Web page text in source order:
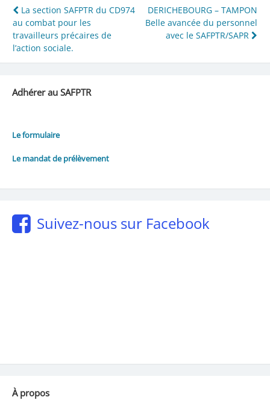
Navigation
de
l’article
La section SAFPTR du CD974
au combat pour les
travailleurs précaires de
l’action sociale.
DERICHEBOURG – TAMPON
Belle avancée du personnel
avec le SAFPTR/SAPR
Adhérer au SAFPTR
Le formulaire
Le mandat de prélèvement
Suivez-nous sur Facebook
À propos